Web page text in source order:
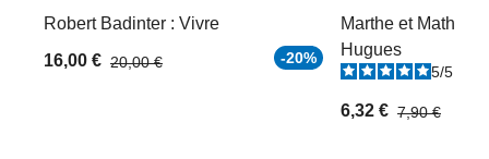
Robert Badinter : Vivre
16,00 € 20,00 € -20%
Marthe et
Hugues
5/5
6,32 € 7,90 €